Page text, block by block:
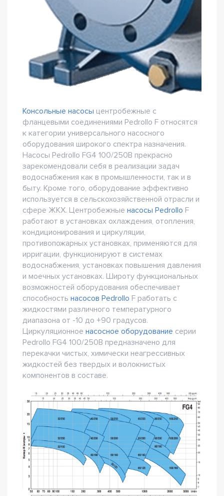
Консольные насосы центробежные с
фланцевыми соединениями Pedrollo F относятся
к категории универсального насосного
оборудования широкого спектра назначения.
Насосы Pedrollo FG4 100/250B прекрасно
зарекомендовали себя в реализации задач
водоснабжения как в промышленности, так и в
быту. Кроме того, оборудование эффективно
используется в сельскохозяйственной отрасли и
сфере ЖКХ. Центробежные насосы Pedrollo F
работают в установках охлаждения, отопления,
кондиционирования и циркуляции,
противопожарных установках, применяются для
ирригации, функционируют в системах
водоснабжения, установках повышения давления
и моечных установках. Широту функциональных
возможностей оборудования обеспечивает
способность насосов Pedrollo F работать с
жидкостями различного температурного
диапазона от -10 до +90 градусов.
Циркуляционное насосное оборудование серии
Pedrollo FG4 100/250B предназначено для
перекачки чистых, химически неагрессивных
жидкостей без твердых и волокнистых
компонентов в составе.